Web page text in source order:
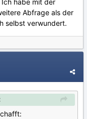
habe mit der
Abfrage als der
selbst verwundert.